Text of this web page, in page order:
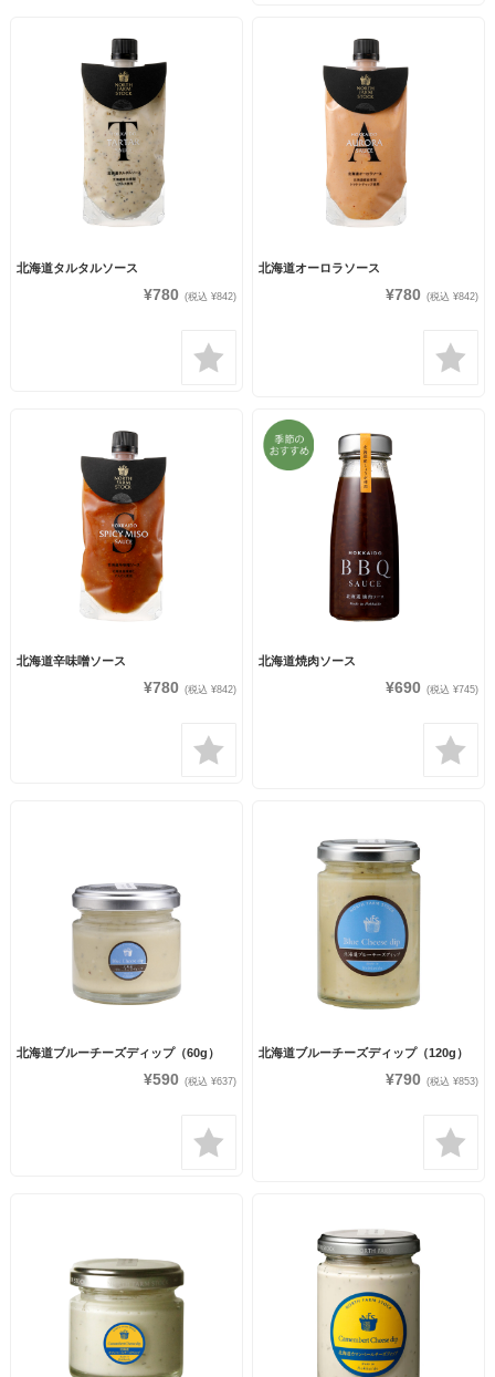
北海道タルタルソース
¥780 (税込 ¥842)
北海道オーロラソース
¥780 (税込 ¥842)
北海道辛味噌ソース
¥780 (税込 ¥842)
北海道焼肉ソース
¥690 (税込 ¥745)
北海道ブルーチーズディップ（60g）
¥590 (税込 ¥637)
北海道ブルーチーズディップ（120g）
¥790 (税込 ¥853)